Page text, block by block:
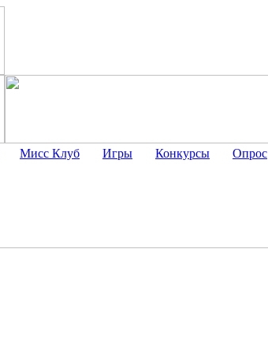
Мисс Клуб Игры Конкурсы
Опрос